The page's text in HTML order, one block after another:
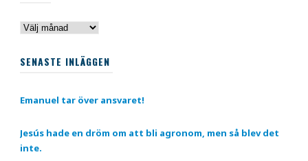
Arkiv
SENASTE INLÄGGEN
Emanuel tar över ansvaret!
Jesús hade en dröm om att bli agronom, men så blev det
inte.